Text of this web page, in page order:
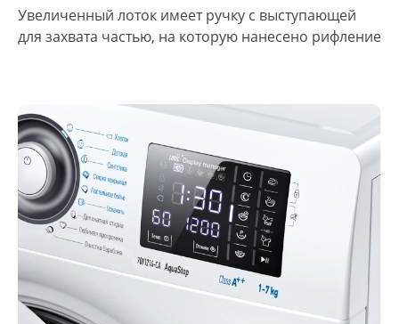
Увеличенный лоток имеет ручку с выступающей
для захвата частью, на которую нанесено рифление